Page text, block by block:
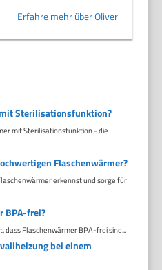
Erfahre mehr über Oliver
Sterilisationsfunktion?
mit Sterilisationsfunktion - die
Flaschenwärmer?
erkennst und sorge für
BPA-frei?
dass Flaschenwärmer BPA-frei sind...
bei einem